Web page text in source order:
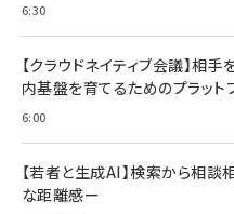
6:30
【クラウドネイティブ会議】相
内基盤を育てるためのプラット
6:00
【若者と生成AI】検索から相
な距離感ー